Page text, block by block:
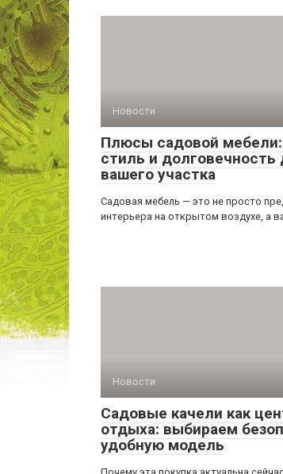
Новости
Плюсы садовой
стиль и долговечность
вашего участка
Садовая мебель — это не просто
интерьера на открытом воздухе, а
Новости
Садовые качели как
отдыха: выбираем
удобную модель